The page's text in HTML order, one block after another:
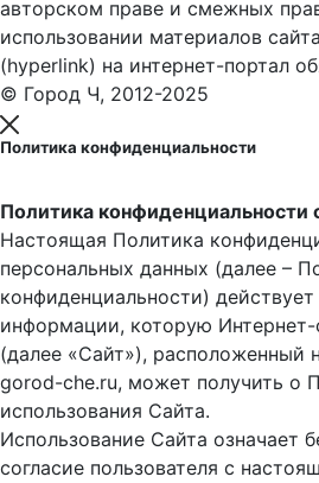
авторском праве и смежных
использовании материалов
(hyperlink) на интернет-портал
© Город Ч, 2012-2025
Политика конфиденциальности
Политика конфиденциальности
Настоящая Политика
персональных данных (далее –
конфиденциальности)
информации, которую Интернет-
(далее «Сайт»), расположенный
gorod-che.ru, может получить о
использования Cайта.
Использование Сайта означает
согласие пользователя с